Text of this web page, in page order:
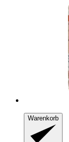
Warenkorb